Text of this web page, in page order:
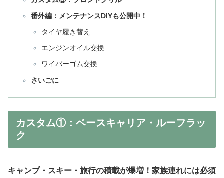
番外編：メンテナンスDIYも公開中！
タイヤ履き替え
エンジンオイル交換
ワイパーゴム交換
さいごに
カスタム①：ベースキャリア・ルーフラッ
ク
キャンプ・スキー・旅行の積載が爆増！家族連れには必須